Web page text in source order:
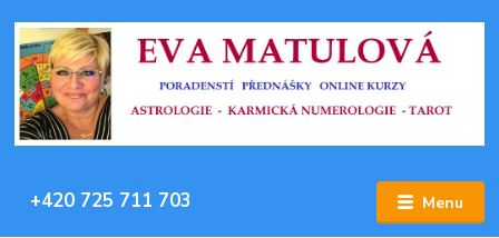
Menu
+420 725 711 703